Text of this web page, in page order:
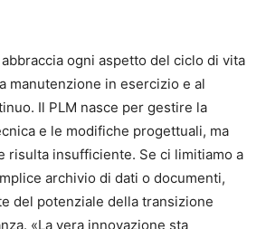
ogni aspetto del ciclo di vita
manutenzione in esercizio e al
Il PLM nasce per gestire la
e le modifiche progettuali, ma
risulta insufficiente. Se ci limitiamo a
archivio di dati o documenti,
del potenziale della transizione
«La vera innovazione sta